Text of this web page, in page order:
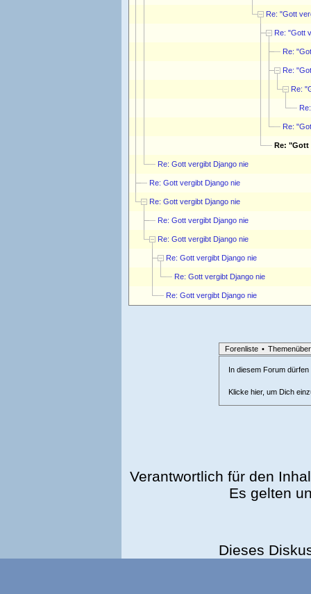
Re: "Gott
Re: "Gott
Re:
Re:
Re:
Re:
Re: "Gott
Re: Gott vergibt Django nie
Re: Gott vergibt Django nie
Re: Gott vergibt Django nie
Re: Gott vergibt Django nie
Re: Gott vergibt Django nie
Re: Gott vergibt Django nie
Re: Gott vergibt Django nie
Re: Gott vergibt Django nie
Forenliste •
In diesem Forum
Klicke hier, um Dich
Verantwortlich für den
Es gelten
Dieses